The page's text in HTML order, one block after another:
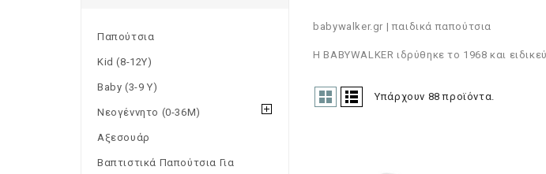
Παπούτσια
Kid (8-12Y)
Baby (3-9 Υ)
Νεογέννητο (0-36M)
Αξεσουάρ
Βαπτιστικά Παπούτσια Για
babywalker.gr | παιδικά παπούτσια
Η BABYWALKER ιδρύθηκε το 1968 και
Υπάρχουν 88 προϊόντα.